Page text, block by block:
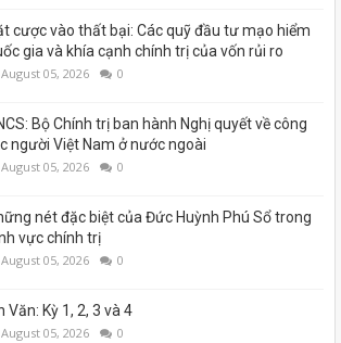
cược vào thất bại: Các quỹ đầu tư mạo hiểm
gia và khía cạnh chính trị của vốn rủi ro
August 05, 2026 0
Bộ Chính trị ban hành Nghị quyết về công
người Việt Nam ở nước ngoài
August 05, 2026 0
nét đặc biệt của Đức Huỳnh Phú Sổ trong
vực chính trị
August 05, 2026 0
Văn: Kỳ 1, 2, 3 và 4
August 05, 2026 0